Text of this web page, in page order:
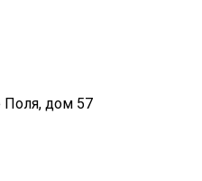
Поля, дом 57